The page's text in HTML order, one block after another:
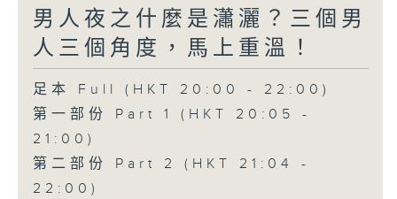
男人夜之什麼是瀟灑？三個男
人三個角度，馬上重溫！
足本 Full (HKT 20:00 - 22:00)
第一部份 Part 1 (HKT 20:05 -
21:00)
第二部份 Part 2 (HKT 21:04 -
22:00)